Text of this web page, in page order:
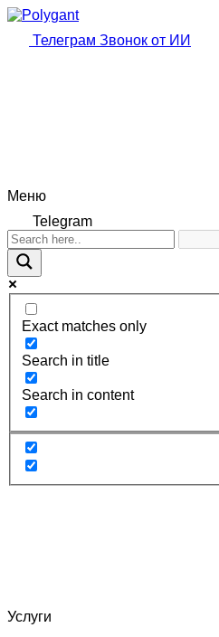
Телеграм Звонок от ИИ
Меню
Telegram
Exact matches only
Search in title
Search in content
Услуги